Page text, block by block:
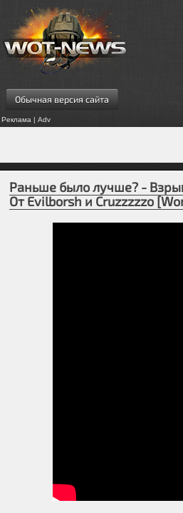
Обычная версия сайта
Реклама | Adv
Раньше было лучше? -
От Evilborsh и Cruzzzzzo